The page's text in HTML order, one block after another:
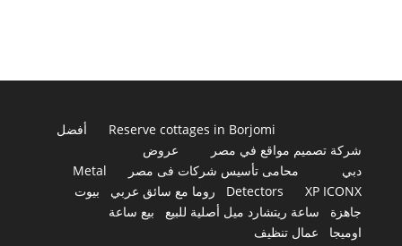
Reserve cottages in Borjomi
أفضل
شركة تصميم مواقع في مصر
عروض
دبي
محامى تأسيس شركات فى مصر
Metal
Detectors
XP ICONX روما مع سائق عربي
بيوت
جاهزة
ساعة ريتشارد ميل أصلية للبيع
بيع ساعة
اوميجا
عمال تنظيف